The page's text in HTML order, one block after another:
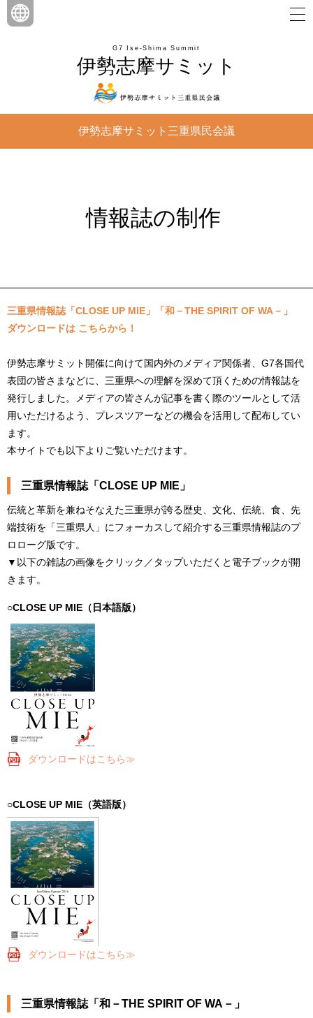
伊勢志摩サミット
G7 Ise-Shima Summit
伊勢志摩サミット三重県民会議
情報誌の制作
三重県情報誌「CLOSE UP MIE」「和－THE SPIRIT OF WA－」
ダウンロードは こちらから！
伊勢志摩サミット開催に向けて国内外のメディア関係者、G7各国代
表団の皆さまなどに、三重県への理解を深めて頂くための情報誌を
発行しました。メディアの皆さんが記事を書く際のツールとして活
用いただけるよう、プレスツアーなどの機会を活用して配布してい
ます。
本サイトでも以下よりご覧いただけます。
三重県情報誌「CLOSE UP MIE」
伝統と革新を兼ねそなえた三重県が誇る歴史、文化、伝統、食、先
端技術を「三重県人」にフォーカスして紹介する三重県情報誌のプ
ロローグ版です。
▼以下の雑誌の画像をクリック／タップいただくと電子ブックが開
きます。
○CLOSE UP MIE（日本語版）
ダウンロードはこちら≫
○CLOSE UP MIE（英語版）
ダウンロードはこちら≫
三重県情報誌「和－THE SPIRIT OF WA－」